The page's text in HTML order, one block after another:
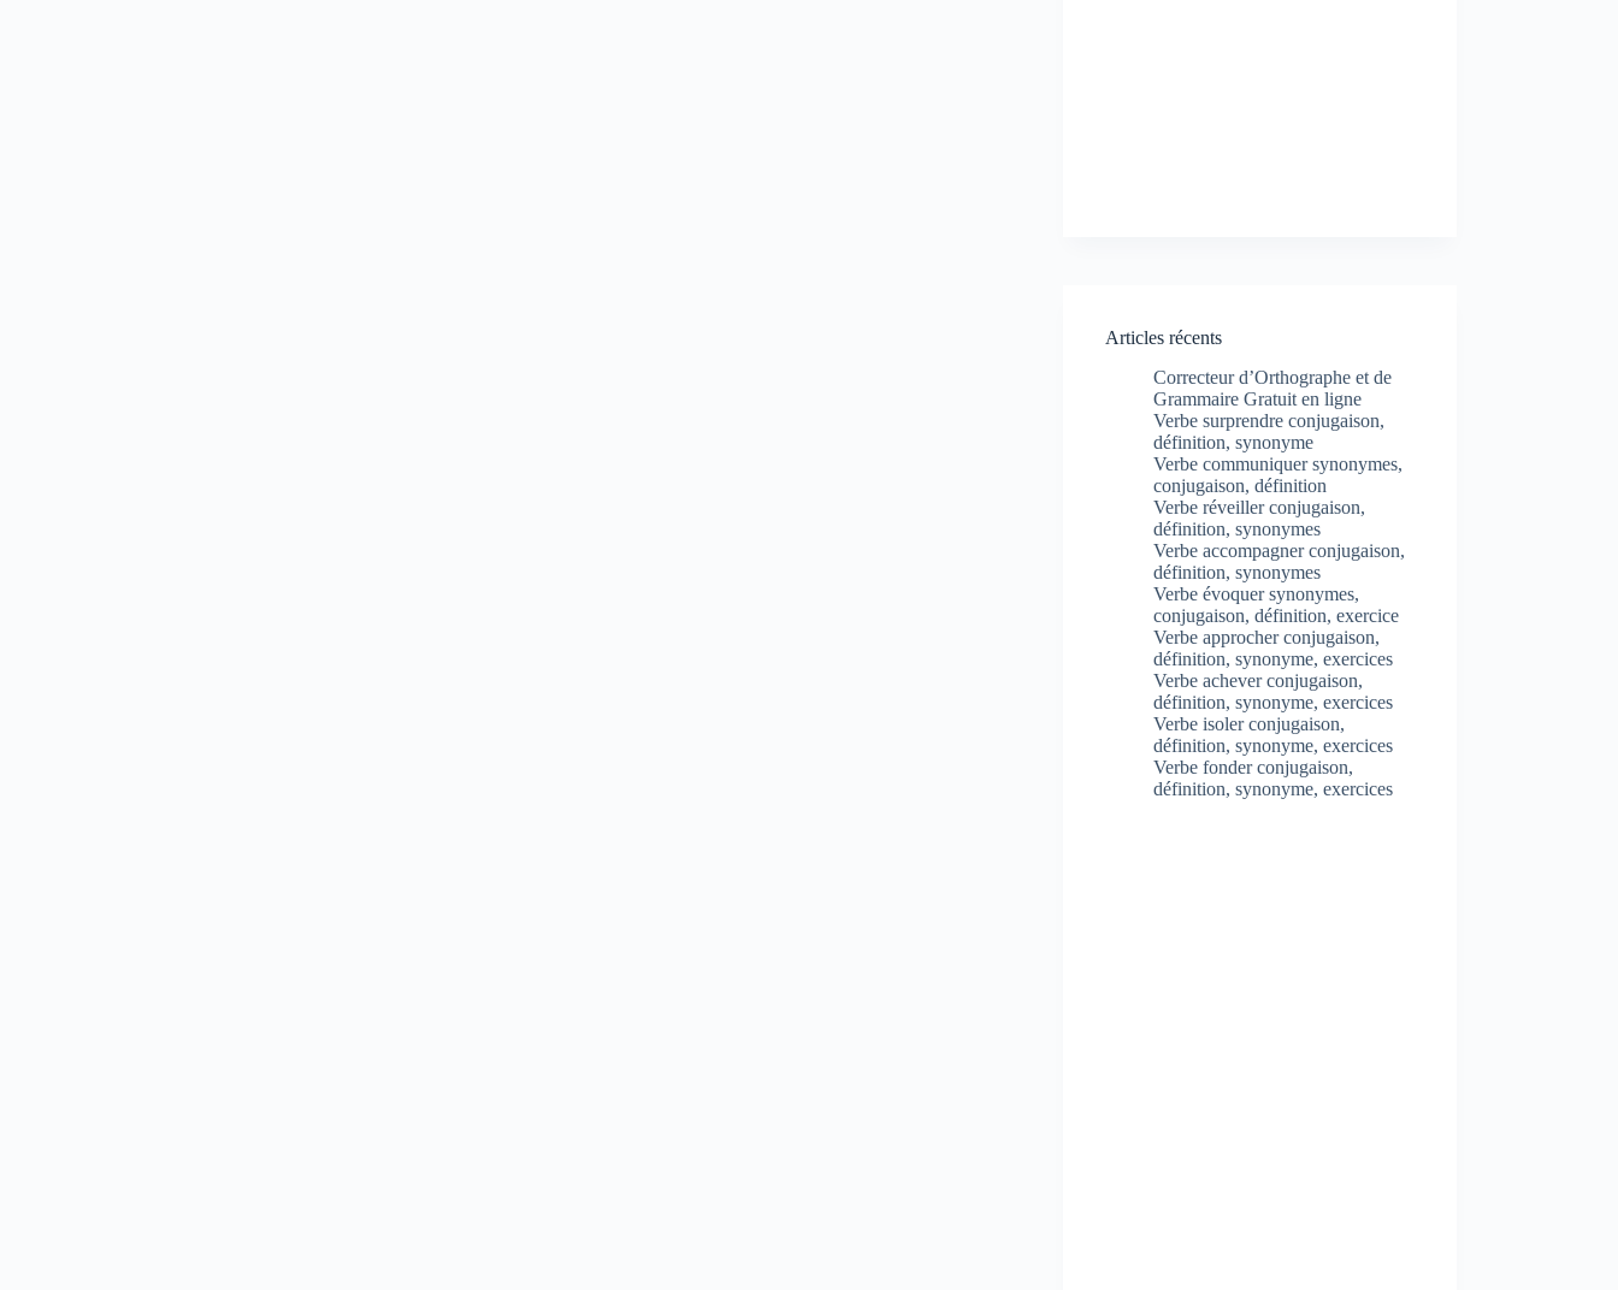
Articles récents
Correcteur d’Orthographe et de
Grammaire Gratuit en ligne
Verbe surprendre conjugaison,
définition, synonyme
Verbe communiquer synonymes,
conjugaison, définition
Verbe réveiller conjugaison,
définition, synonymes
Verbe accompagner conjugaison,
définition, synonymes
Verbe évoquer synonymes,
conjugaison, définition, exercice
Verbe approcher conjugaison,
définition, synonyme, exercices
Verbe achever conjugaison,
définition, synonyme, exercices
Verbe isoler conjugaison,
définition, synonyme, exercices
Verbe fonder conjugaison,
définition, synonyme, exercices